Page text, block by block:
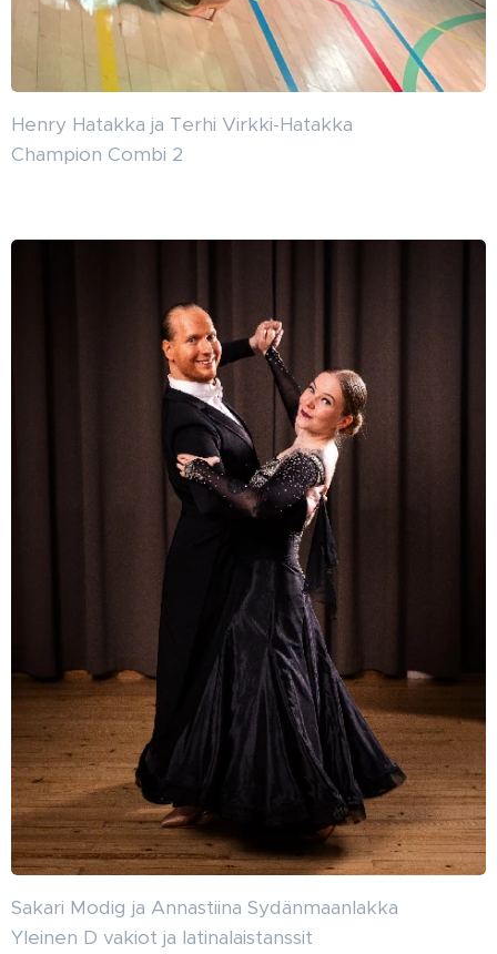
Henry Hatakka ja Terhi Virkki-Hatakka
Champion Combi 2
Sakari Modig ja Annastiina Sydänmaanlakka
Yleinen D vakiot ja latinalaistanssit